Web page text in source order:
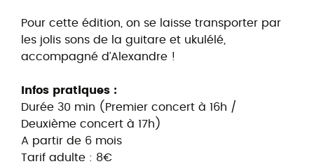
Pour cette édition, on se laisse transporter par
les jolis sons de la guitare et ukulélé,
accompagné d’Alexandre !
Infos pratiques :
Durée 30 min (Premier concert à 16h /
Deuxième concert à 17h)
A partir de 6 mois
Tarif adulte : 8€